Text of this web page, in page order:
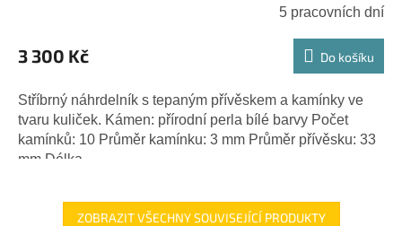
5 pracovních dní
3 300 Kč Do košíku
Stříbrný náhrdelník s tepaným přívěskem a kamínky ve
tvaru kuliček. Kámen: přírodní perla bílé barvy Počet
kamínků: 10 Průměr kamínku: 3 mm Průměr přívěsku: 33
mm Délka...
ZOBRAZIT VŠECHNY SOUVISEJÍCÍ PRODUKTY